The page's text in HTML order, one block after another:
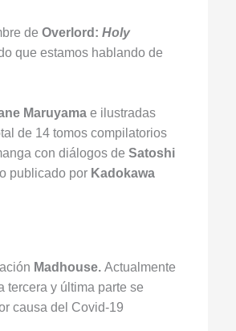
de Overlord: Holy
que estamos hablando de
Maruyama e ilustradas
de 14 tomos compilatorios
con diálogos de Satoshi
publicado por Kadokawa
Madhouse. Actualmente
tercera y última parte se
causa del Covid-19